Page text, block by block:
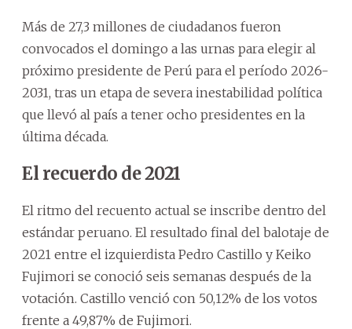
Más de 27,3 millones de ciudadanos fueron
convocados el domingo a las urnas para elegir al
próximo presidente de Perú para el período 2026-
2031, tras un etapa de severa inestabilidad política
que llevó al país a tener ocho presidentes en la
última década.
El recuerdo de 2021
El ritmo del recuento actual se inscribe dentro del
estándar peruano. El resultado final del balotaje de
2021 entre el izquierdista Pedro Castillo y Keiko
Fujimori se conoció seis semanas después de la
votación. Castillo venció con 50,12% de los votos
frente a 49,87% de Fujimori.